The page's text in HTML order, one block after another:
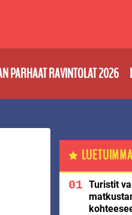
PARHAAT RAVINTOLAT 2026
Turistit